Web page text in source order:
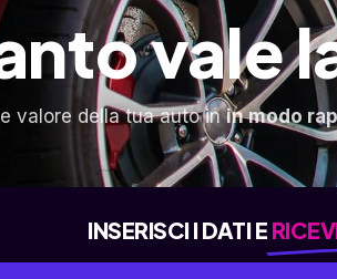
vale
valore della tua auto inin modo
INSERISCI I DATI E